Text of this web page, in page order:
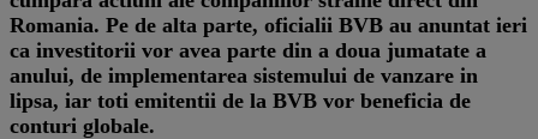
Romania. Pe de alta parte, oficialii BVB au anuntat ieri
ca investitorii vor avea parte din a doua jumatate a
anului, de implementarea sistemului de vanzare in
lipsa, iar toti emitentii de la BVB vor beneficia de
conturi globale.